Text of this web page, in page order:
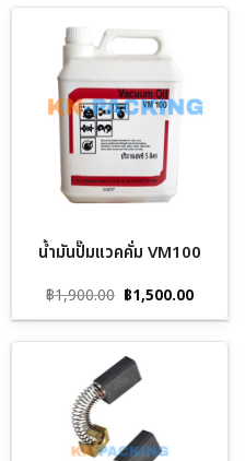
น้ำมันปั๊มแวคคั่ม VM100
฿1,900.00 Original
price
was:
฿1,900.00.
฿1,500.00Current
is:
฿